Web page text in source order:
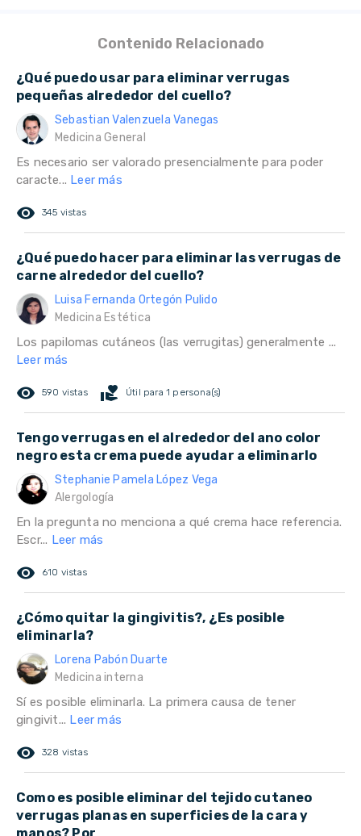
Contenido Relacionado
¿Qué puedo usar para eliminar verrugas
pequeñas alrededor del cuello?
Sebastian Valenzuela Vanegas
Medicina General
Es necesario ser valorado presencialmente para poder
caracte... Leer más
remove_red_eye 345 vistas
¿Qué puedo hacer para eliminar las verrugas de
carne alrededor del cuello?
Luisa Fernanda Ortegón Pulido
Medicina Estética
Los papilomas cutáneos (las verrugitas) generalmente ...
Leer más
remove_red_eye 590 vistas volunteer_activism Útil para 1 persona(s)
Tengo verrugas en el alrededor del ano color
negro esta crema puede ayudar a eliminarlo
Stephanie Pamela López Vega
Alergología
En la pregunta no menciona a qué crema hace referencia.
Escr... Leer más
remove_red_eye 610 vistas
¿Cómo quitar la gingivitis?, ¿Es posible
eliminarla?
Lorena Pabón Duarte
Medicina interna
Sí es posible eliminarla. La primera causa de tener
gingivit... Leer más
remove_red_eye 328 vistas
Como es posible eliminar del tejido cutaneo
verrugas planas en superficies de la cara y